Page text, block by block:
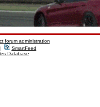
forum administration
SmartFeed
Database